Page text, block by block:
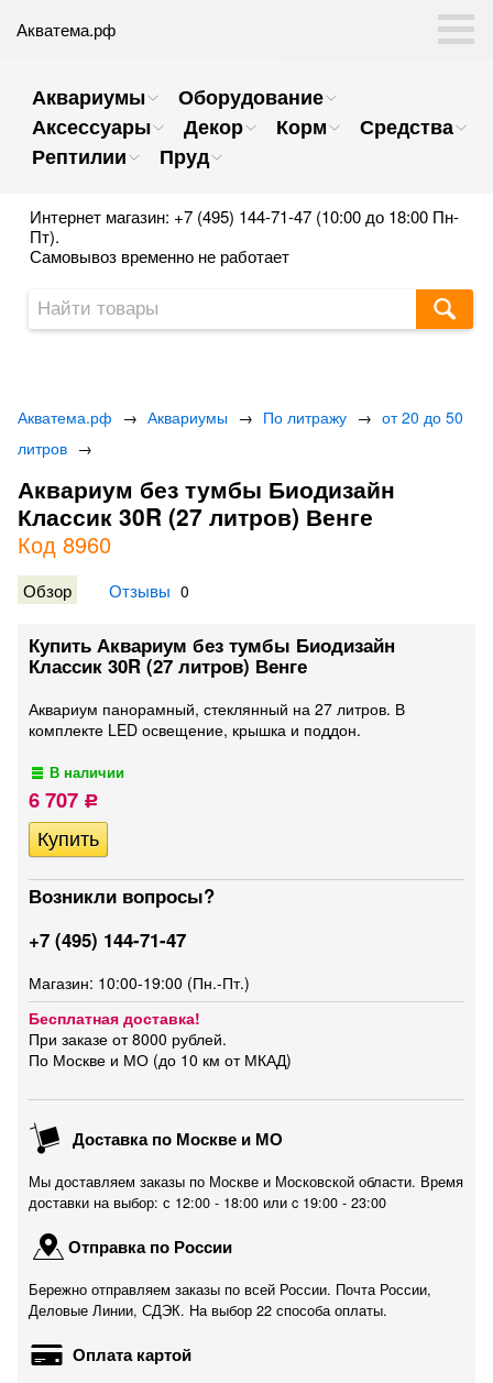
Акватема.рф
Аквариумы
Оборудование
Аксессуары
Декор Корм
Средства
Рептилии
Пруд
Интернет магазин: +7 (495) 144-71-47 (10:00 до 18:00 Пн-
Пт).
Самовывоз временно не работает
Акватема.рф → Аквариумы → По литражу → от 20 до 50
литров →
Аквариум без тумбы Биодизайн
Классик 30R (27 литров) Венге
Код 8960
Обзор Отзывы 0
Купить Аквариум без тумбы Биодизайн
Классик 30R (27 литров) Венге
Аквариум панорамный, стеклянный на 27 литров. В
комплекте LED освещение, крышка и поддон.
В наличии
6 707 Р
Возникли вопросы?
+7 (495) 144-71-47
Магазин: 10:00-19:00 (Пн.-Пт.)
Бесплатная доставка!
При заказе от 8000 рублей.
По Москве и МО (до 10 км от МКАД)
Доставка по Москве и МО
Мы доставляем заказы по Москве и Московской области. Время
доставки на выбор: с 12:00 - 18:00 или c 19:00 - 23:00
Отправка по России
Бережно отправляем заказы по всей России. Почта России,
Деловые Линии, СДЭК. На выбор 22 способа оплаты.
Оплата картой